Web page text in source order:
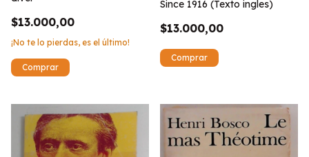
$13.000,00
¡No te lo pierdas, es el último!
Since 1916 (Texto ingles)
$13.000,00